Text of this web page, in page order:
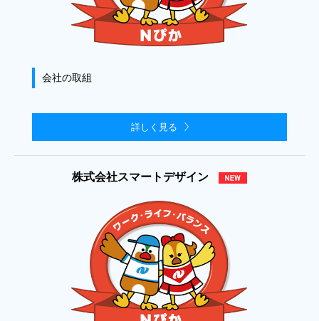
会社の取組
詳しく見る
株式会社スマートデザイン